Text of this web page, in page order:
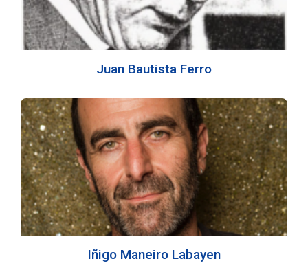
Juan Bautista Ferro
Iñigo Maneiro Labayen